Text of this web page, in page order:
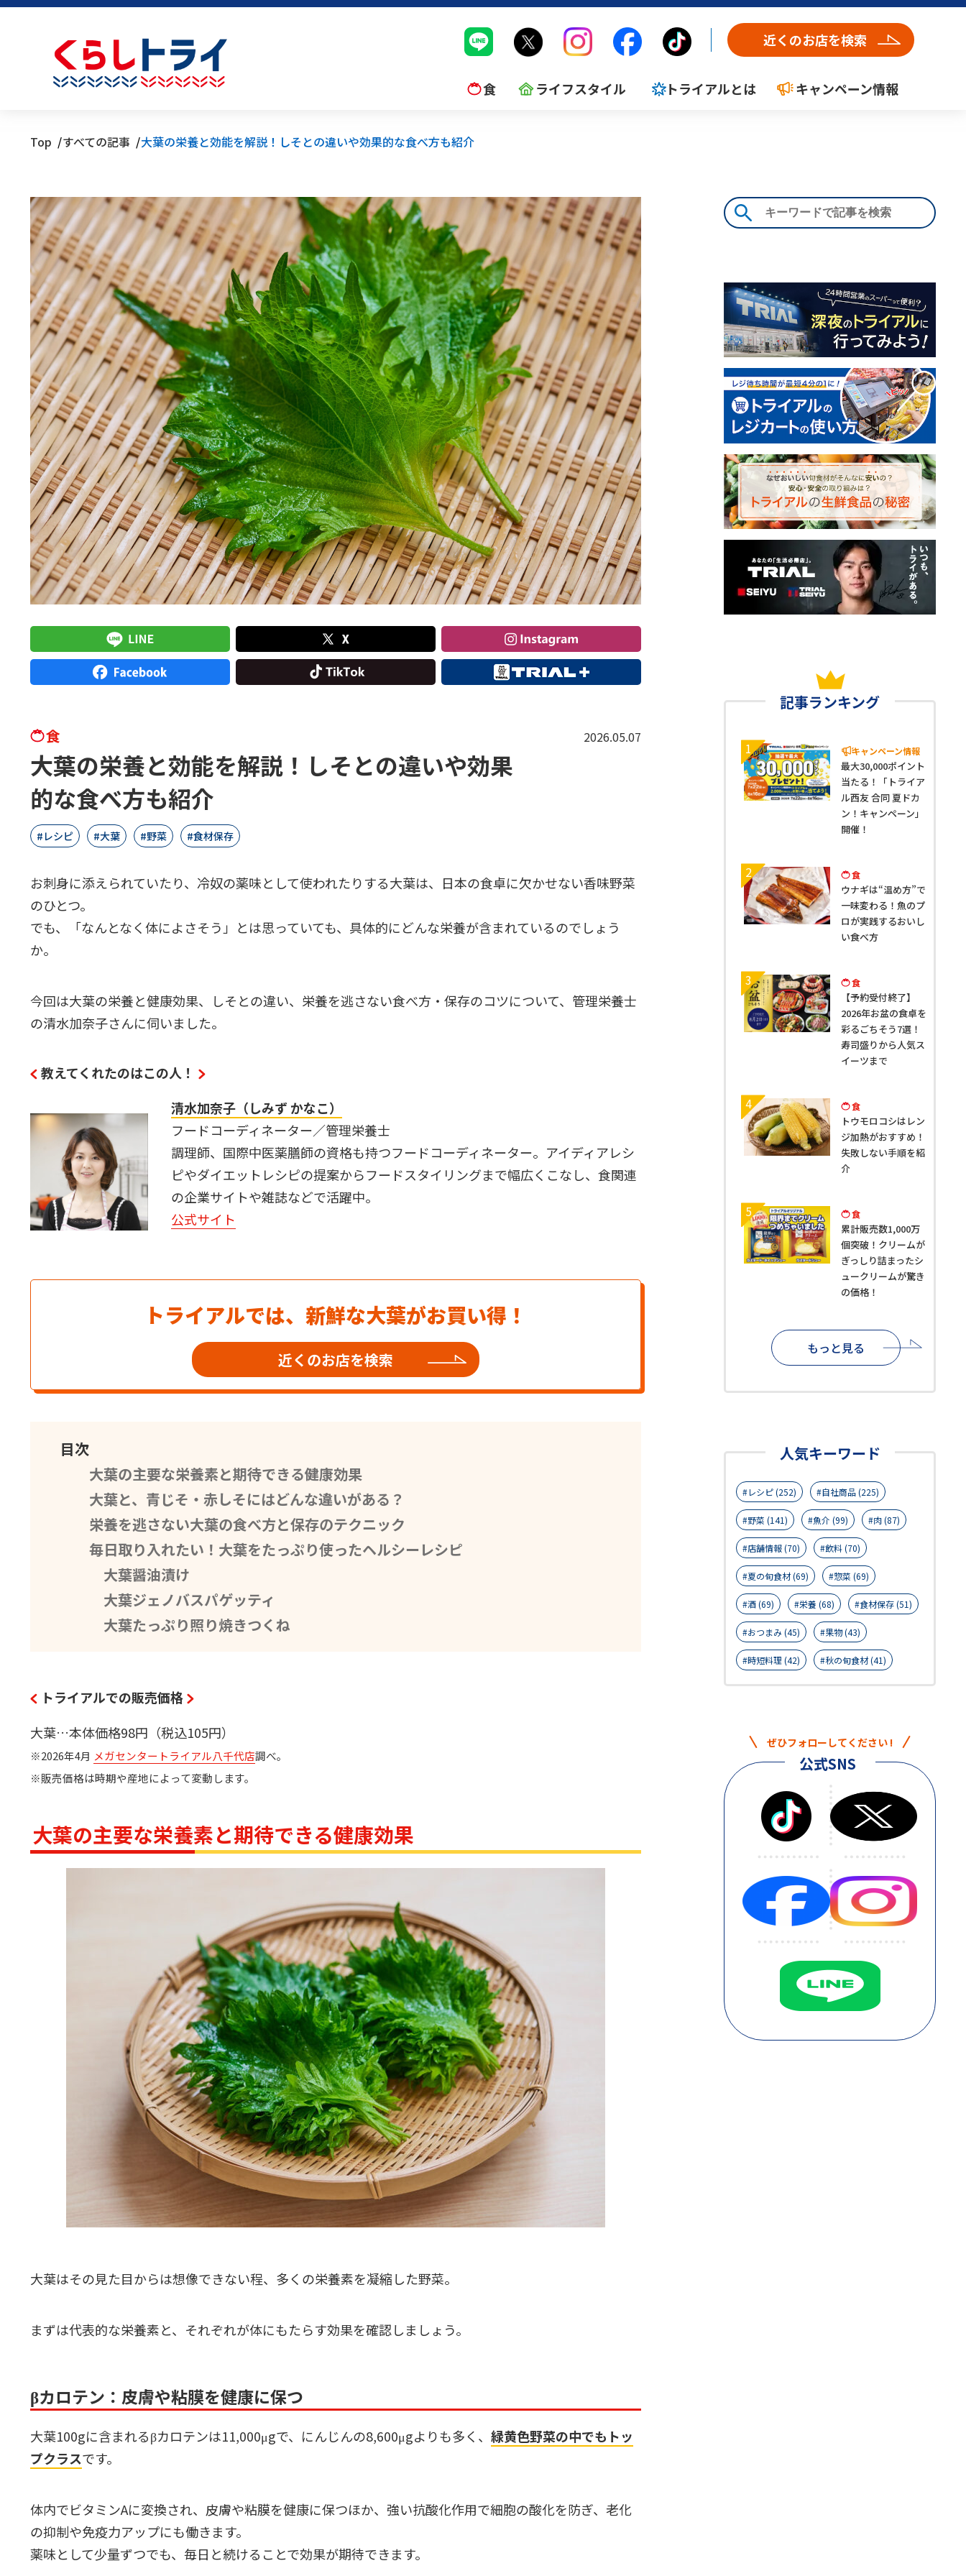
近くのお店を検索
食 ライフスタイル トライアルとは キャンペーン情報
Top すべての記事 大葉の栄養と効能を解説！しそとの違いや効果的な食べ方も紹介
食 2026.05.07
大葉の栄養と効能を解説！しそとの違いや効果
的な食べ方も紹介
レシピ 大葉 野菜 食材保存
お刺身に添えられていたり、冷奴の薬味として使われたりする大葉は、日本の食卓に欠かせない香味野菜
のひとつ。
でも、「なんとなく体によさそう」とは思っていても、具体的にどんな栄養が含まれているのでしょう
か。
今回は大葉の栄養と健康効果、しそとの違い、栄養を逃さない食べ方・保存のコツについて、管理栄養士
の清水加奈子さんに伺いました。
教えてくれたのはこの人！
清水加奈子（しみず かなこ）
フードコーディネーター／管理栄養士
調理師、国際中医薬膳師の資格も持つフードコーディネーター。アイディアレシ
ピやダイエットレシピの提案からフードスタイリングまで幅広くこなし、食関連
の企業サイトや雑誌などで活躍中。
公式サイト
トライアルでは、新鮮な大葉がお買い得！
近くのお店を検索
目次
大葉の主要な栄養素と期待できる健康効果
大葉と、青じそ・赤しそにはどんな違いがある？
栄養を逃さない大葉の食べ方と保存のテクニック
毎日取り入れたい！大葉をたっぷり使ったヘルシーレシピ
大葉醤油漬け
大葉ジェノバスパゲッティ
大葉たっぷり照り焼きつくね
トライアルでの販売価格
大葉…本体価格98円（税込105円）
※2026年4月 メガセンタートライアル八千代店調べ。
※販売価格は時期や産地によって変動します。
大葉の主要な栄養素と期待できる健康効果
大葉はその見た目からは想像できない程、多くの栄養素を凝縮した野菜。
まずは代表的な栄養素と、それぞれが体にもたらす効果を確認しましょう。
βカロテン：皮膚や粘膜を健康に保つ
大葉100gに含まれるβカロテンは11,000μgで、にんじんの8,600μgよりも多く、 緑黄色野菜の中でもトッ
プクラスです。
体内でビタミンAに変換され、皮膚や粘膜を健康に保つほか、強い抗酸化作用で細胞の酸化を防ぎ、老化
の抑制や免疫力アップにも働きます。
薬味として少量ずつでも、毎日と続けることで効果が期待できます。
記事ランキング
1 キャンペーン情報
最大30,000ポイント
当たる！「トライア
ル西友 合同 夏ドカ
ン！キャンペーン」
開催！
2 食
ウナギは“温め方”で
一味変わる！魚のプ
ロが実践するおいし
い食べ方
3 食
【予約受付終了】
2026年お盆の食卓を
彩るごちそう7選！
寿司盛りから人気ス
イーツまで
4 食
トウモロコシはレン
ジ加熱がおすすめ！
失敗しない手順を紹
介
5 食
累計販売数1,000万
個突破！クリームが
ぎっしり詰まったシ
ュークリームが驚き
の価格！
もっと見る
人気キーワード
レシピ (252) 自社商品 (225)
野菜 (141) 魚介 (99) 肉 (87)
店舗情報 (70) 飲料 (70)
夏の旬食材 (69) 惣菜 (69)
酒 (69) 栄養 (68) 食材保存 (51)
おつまみ (45) 果物 (43)
時短料理 (42) 秋の旬食材 (41)
ぜひフォローしてください !
公式SNS